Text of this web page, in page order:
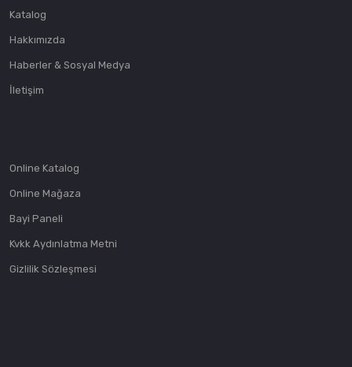
Katalog
Hakkımızda
Haberler & Sosyal Medya
İletişim
Online Katalog
Online Mağaza
Bayi Paneli
Kvkk Aydınlatma Metni
Gizlilik Sözleşmesi